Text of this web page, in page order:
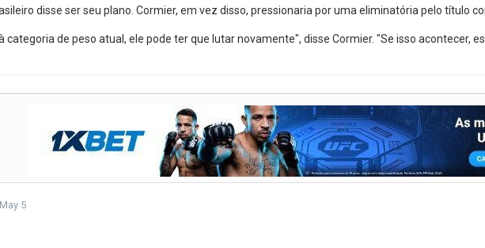
disse ser seu plano. Cormier, em vez disso, pressionaria por uma eliminatória pelo título
categoria de peso atual, ele pode ter que lutar novamente", disse Cormier. "Se isso acontecer,
May 5